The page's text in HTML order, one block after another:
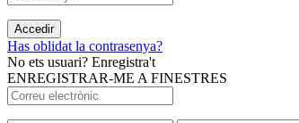
Accedir
Has oblidat la contrasenya?
No ets usuari? Enregistra't
ENREGISTRAR-ME A FINESTRES